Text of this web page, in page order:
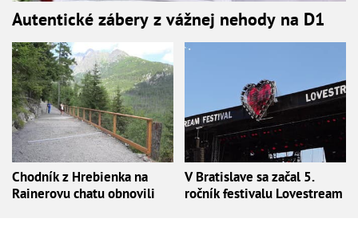
Autentické zábery z vážnej nehody na D1
Chodník z Hrebienka na
Rainerovu chatu obnovili
V Bratislave sa začal 5.
ročník festivalu Lovestream